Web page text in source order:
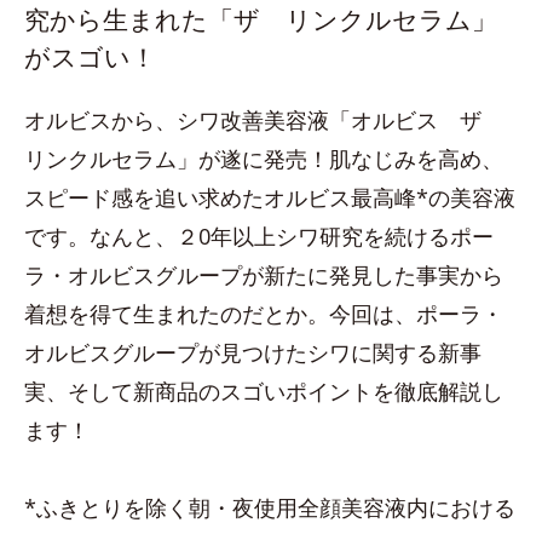
究から生まれた「ザ リンクルセラム」
がスゴい！
オルビスから、シワ改善美容液「オルビス ザ
リンクルセラム」が遂に発売！肌なじみを高め、
スピード感を追い求めたオルビス最高峰*の美容液
です。なんと、２0年以上シワ研究を続けるポー
ラ・オルビスグループが新たに発見した事実から
着想を得て生まれたのだとか。今回は、ポーラ・
オルビスグループが見つけたシワに関する新事
実、そして新商品のスゴいポイントを徹底解説し
ます！
*ふきとりを除く朝・夜使用全顔美容液内における